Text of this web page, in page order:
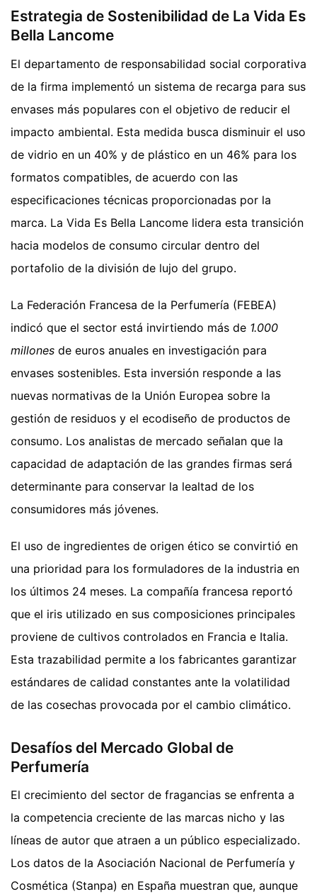
Estrategia de Sostenibilidad de La Vida Es
Bella Lancome
El departamento de responsabilidad social corporativa
de la firma implementó un sistema de recarga para sus
envases más populares con el objetivo de reducir el
impacto ambiental. Esta medida busca disminuir el uso
de vidrio en un 40% y de plástico en un 46% para los
formatos compatibles, de acuerdo con las
especificaciones técnicas proporcionadas por la
marca. La Vida Es Bella Lancome lidera esta transición
hacia modelos de consumo circular dentro del
portafolio de la división de lujo del grupo.
La Federación Francesa de la Perfumería (FEBEA)
indicó que el sector está invirtiendo más de 1.000
millones de euros anuales en investigación para
envases sostenibles. Esta inversión responde a las
nuevas normativas de la Unión Europea sobre la
gestión de residuos y el ecodiseño de productos de
consumo. Los analistas de mercado señalan que la
capacidad de adaptación de las grandes firmas será
determinante para conservar la lealtad de los
consumidores más jóvenes.
El uso de ingredientes de origen ético se convirtió en
una prioridad para los formuladores de la industria en
los últimos 24 meses. La compañía francesa reportó
que el iris utilizado en sus composiciones principales
proviene de cultivos controlados en Francia e Italia.
Esta trazabilidad permite a los fabricantes garantizar
estándares de calidad constantes ante la volatilidad
de las cosechas provocada por el cambio climático.
Desafíos del Mercado Global de
Perfumería
El crecimiento del sector de fragancias se enfrenta a
la competencia creciente de las marcas nicho y las
líneas de autor que atraen a un público especializado.
Los datos de la Asociación Nacional de Perfumería y
Cosmética (Stanpa) en España muestran que, aunque